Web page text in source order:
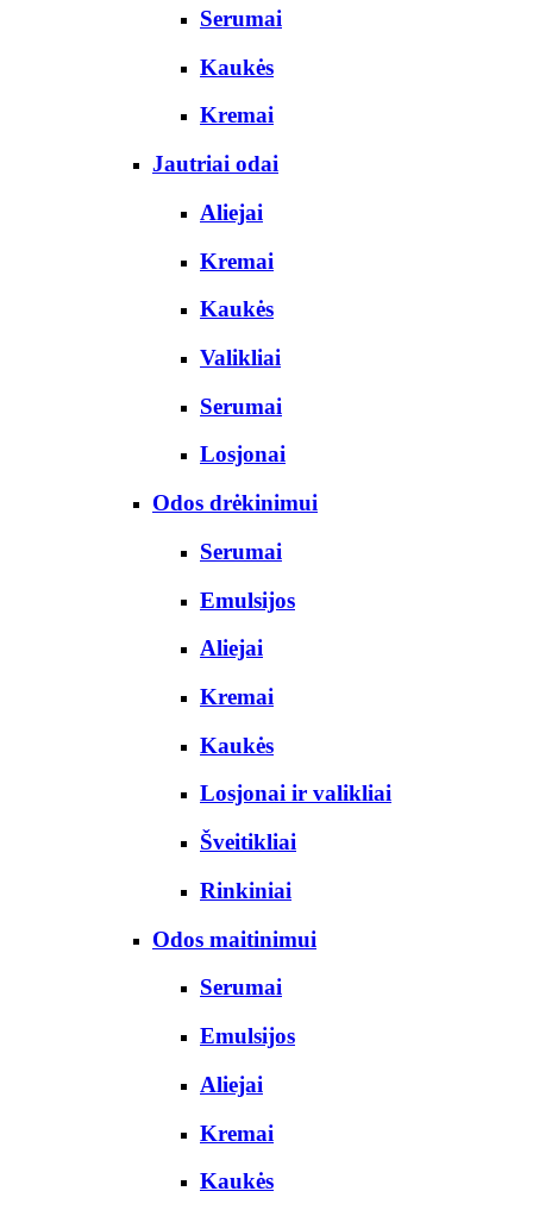
Serumai
Kaukės
Kremai
Jautriai odai
Aliejai
Kremai
Kaukės
Valikliai
Serumai
Losjonai
Odos drėkinimui
Serumai
Emulsijos
Aliejai
Kremai
Kaukės
Losjonai ir valikliai
Šveitikliai
Rinkiniai
Odos maitinimui
Serumai
Emulsijos
Aliejai
Kremai
Kaukės